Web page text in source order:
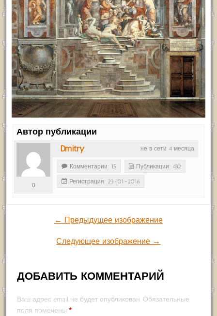
Автор публикации
не в сети 4 месяца
Dmitry
0
Комментарии: 15 Публикации: 432
Регистрация: 23-01-2016
← Предыдущее изображение
Следующее изображение →
ДОБАВИТЬ КОММЕНТАРИЙ
Ваш адрес email не будет опубликован. Обязательные
поля помечены *